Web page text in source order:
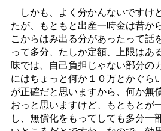
しかも、よく分かんないですけ
たが、もともと出産一時金は昔か
こからはみ出る分があったって話
って多分、たしか定額、上限はあ
味では、自己負担じゃない部分の
にはちょっと何か１０万とかぐら
が正確だと思いますから、何か無
おっと思いますけど、もともとが
し、無償化をもってしても多分一